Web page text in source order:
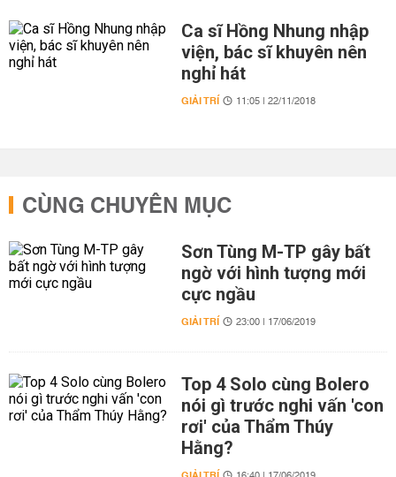
Ca sĩ Hồng Nhung nhập
viện, bác sĩ khuyên nên
nghỉ hát
GIẢI TRÍ 11:05 | 22/11/2018
CÙNG CHUYÊN MỤC
Sơn Tùng M-TP gây bất
ngờ với hình tượng mới
cực ngầu
GIẢI TRÍ 23:00 | 17/06/2019
Top 4 Solo cùng Bolero
nói gì trước nghi vấn 'con
rơi' của Thẩm Thúy
Hằng?